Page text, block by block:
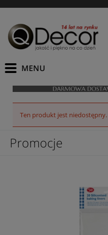
Ten produkt jest niedostępny.
Promocje